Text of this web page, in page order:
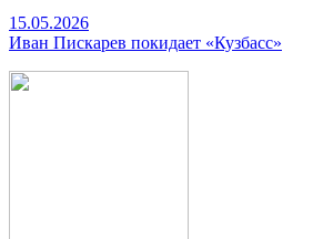
15.05.2026
Иван Пискарев покидает «Кузбасс»